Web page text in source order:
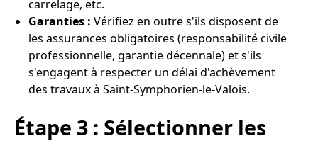
carrelage, etc.
Garanties : Vérifiez en outre s'ils disposent de
les assurances obligatoires (responsabilité civile
professionnelle, garantie décennale) et s'ils
s'engagent à respecter un délai d'achèvement
des travaux à Saint-Symphorien-le-Valois.
Étape 3 : Sélectionner les